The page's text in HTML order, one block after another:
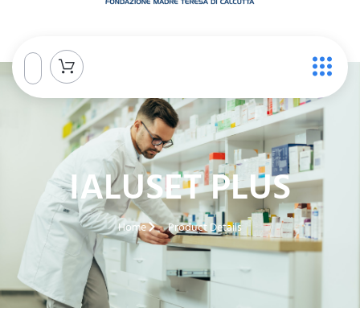
IALUSET PLUS
Home Product Details